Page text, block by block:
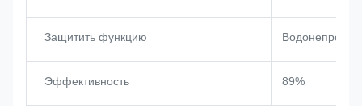
Защитить функцию
Эффективность 89%